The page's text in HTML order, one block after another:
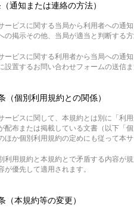
通知または連絡の方法）
ービスに関する当局から利用者への通
の掲示その他、当局が適当と判断する方
ービスに関する利用者から当局への通
設置するお問い合わせフォームの送信
（個別利用規約との関係）
ービスに関して、本規約とは別に「利
配布または掲載している文書（以下「
ほか個別利用規約の定めにも従って本
利用規約と本規約とで矛盾する内容が
が優先して適用されます。
（本規約等の変更）